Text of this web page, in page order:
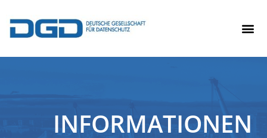
INFORMATIONEN